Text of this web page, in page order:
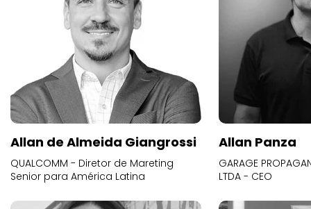
Allan de Almeida Giangrossi
QUALCOMM - Diretor de Mareting
Senior para América Latina
Allan Panza
GARAGE
LTDA - CEO